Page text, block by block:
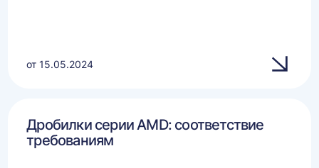
от 15.05.2024
Дробилки серии AMD: соответствие
требованиям